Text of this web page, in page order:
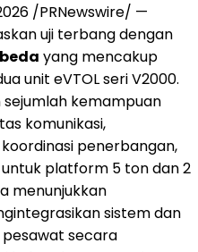
/PRNewswire/ —
uji terbang dengan
yang mencakup
unit eVTOL seri V2000.
kemampuan
komunikasi,
penerbangan,
platform 5 ton dan 2
menunjukkan
sistem dan
secara